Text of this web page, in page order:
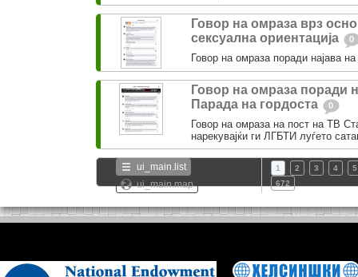
Говор на омраза врз
сексуална ориентација
0
Говор на омраза поради најава
Говор на омраза поради
Парада на гордоста
0
Говор на омраза на пост на ТВ
нарекувајќи ги ЛГБТИ луѓето
ui_main.list
ui_main.map
1 2 3 4
5
672